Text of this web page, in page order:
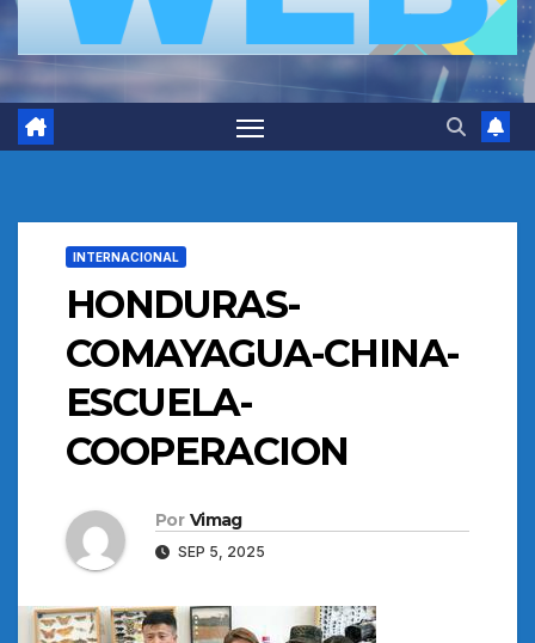
INTERNACIONAL
HONDURAS-
COMAYAGUA-CHINA-
ESCUELA-
COOPERACION
Por Vimag
SEP 5, 2025